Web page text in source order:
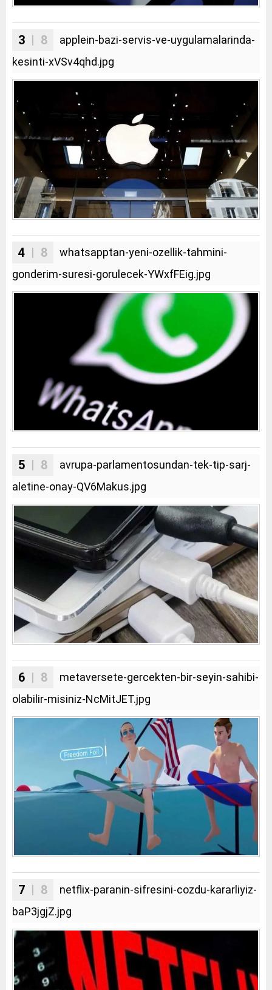
3 | 8
applein-bazi-servis-ve-uygulamalarinda-
kesinti-xVSv4qhd.jpg
4 | 8
whatsapptan-yeni-ozellik-tahmini-
gonderim-suresi-gorulecek-YWxfFEig.jpg
5 | 8
avrupa-parlamentosundan-tek-tip-sarj-
aletine-onay-QV6Makus.jpg
6 | 8
metaversete-gercekten-bir-seyin-sahibi-
olabilir-misiniz-NcMitJET.jpg
7 | 8
netflix-paranin-sifresini-cozdu-kararliyiz-
baP3jgjZ.jpg